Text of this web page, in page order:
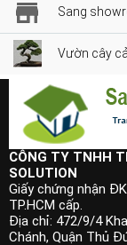
Sang
Vườn cây
CÔNG TY TNHH
SOLUTION
Giấy chứng nhận
TP.HCM cấp.
Địa chỉ: 472/9/4
Chánh, Quận Thủ